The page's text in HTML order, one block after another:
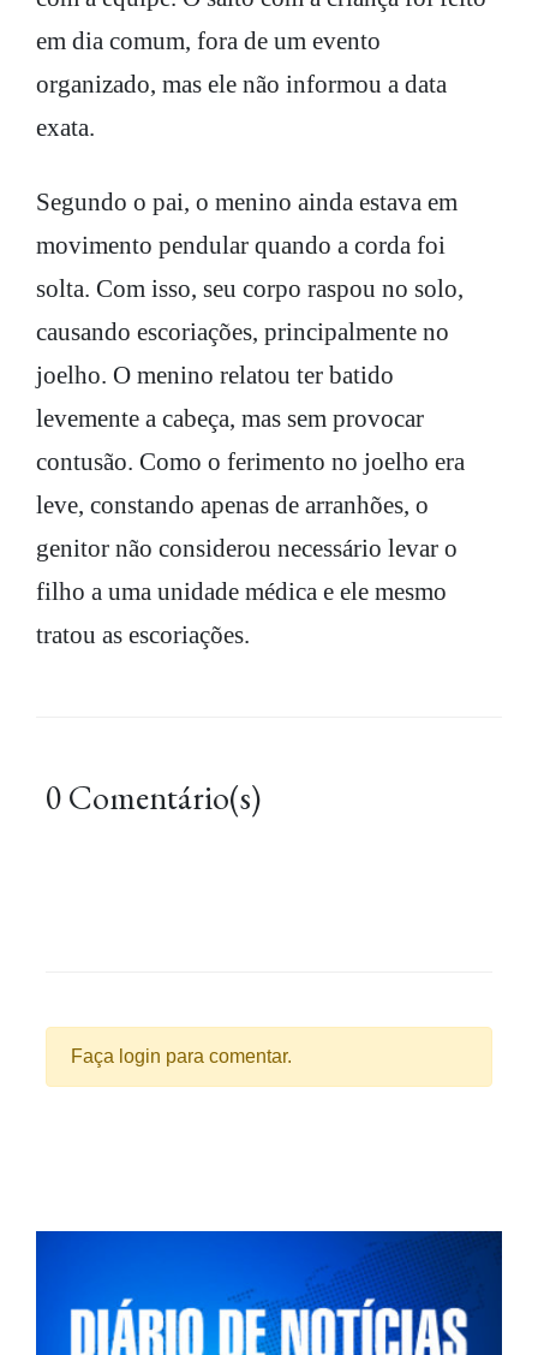
em dia comum, fora de um evento
organizado, mas ele não informou a data
exata.
Segundo o pai, o menino ainda estava em
movimento pendular quando a corda foi
solta. Com isso, seu corpo raspou no solo,
causando escoriações, principalmente no
joelho. O menino relatou ter batido
levemente a cabeça, mas sem provocar
contusão. Como o ferimento no joelho era
leve, constando apenas de arranhões, o
genitor não considerou necessário levar o
filho a uma unidade médica e ele mesmo
tratou as escoriações.
0 Comentário(s)
Faça login para comentar.